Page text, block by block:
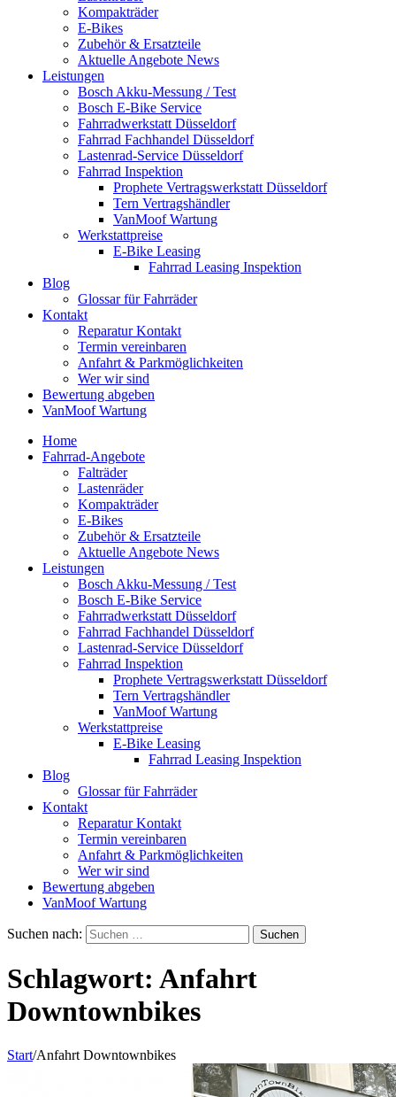
Kompakträder
E-Bikes
Zubehör & Ersatzteile
Aktuelle Angebote News
Leistungen
Bosch Akku-Messung / Test
Bosch E-Bike Service
Fahrradwerkstatt Düsseldorf
Fahrrad Fachhandel Düsseldorf
Lastenrad-Service Düsseldorf
Fahrrad Inspektion
Prophete Vertragswerkstatt Düsseldorf
Tern Vertragshändler
VanMoof Wartung
Werkstattpreise
E-Bike Leasing
Fahrrad Leasing Inspektion
Blog
Glossar für Fahrräder
Kontakt
Reparatur Kontakt
Termin vereinbaren
Anfahrt & Parkmöglichkeiten
Wer wir sind
Bewertung abgeben
VanMoof Wartung
Home
Fahrrad-Angebote
Falträder
Lastenräder
Kompakträder
E-Bikes
Zubehör & Ersatzteile
Aktuelle Angebote News
Leistungen
Bosch Akku-Messung / Test
Bosch E-Bike Service
Fahrradwerkstatt Düsseldorf
Fahrrad Fachhandel Düsseldorf
Lastenrad-Service Düsseldorf
Fahrrad Inspektion
Prophete Vertragswerkstatt Düsseldorf
Tern Vertragshändler
VanMoof Wartung
Werkstattpreise
E-Bike Leasing
Fahrrad Leasing Inspektion
Blog
Glossar für Fahrräder
Kontakt
Reparatur Kontakt
Termin vereinbaren
Anfahrt & Parkmöglichkeiten
Wer wir sind
Bewertung abgeben
VanMoof Wartung
Suchen nach:
Schlagwort: Anfahrt
Downtownbikes
Start/Anfahrt Downtownbikes